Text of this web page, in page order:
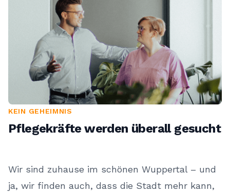
KEIN GEHEIMNIS
Pflegekräfte werden überall gesucht
Wir sind zuhause im schönen Wuppertal – und
ja, wir finden auch, dass die Stadt mehr kann,